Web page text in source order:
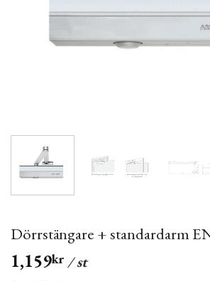
Dörrstängare + standardarm
1,159kr / st